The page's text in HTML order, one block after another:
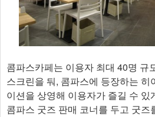
콤파스카페는 이용자 최대 40명 규
스크린을 둬, 콤파스에 등장하는 히
이션을 상영해 이용자가 즐길 수 있
콤파스 굿즈 판매 코너를 두고 굿즈